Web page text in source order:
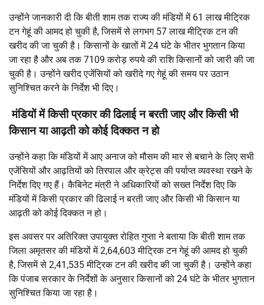
उन्होंने जानकारी दी कि बीती शाम तक राज्य की मंडियों में 61 लाख मीट्रिक
टन गेहूं की आमद हो चुकी है, जिसमें से लगभग 57 लाख मीट्रिक टन की
खरीद की जा चुकी है। किसानों के खातों में 24 घंटे के भीतर भुगतान किया
जा रहा है और अब तक 7109 करोड़ रुपये की राशि किसानों को जारी की जा
चुकी है। उन्होंने खरीद एजेंसियों को खरीदे गए गेहूं की समय पर उठान
सुनिश्चित करने के निर्देश भी दिए।
मंडियों में किसी प्रकार की ढिलाई न बरती जाए और किसी भी
किसान या आढ़ती को कोई दिक्कत न हो
उन्होंने कहा कि मंडियों में आए अनाज को मौसम की मार से बचाने के लिए सभी
एजेंसियों और आढ़तियों को तिरपाल और क्रेट्स की पर्याप्त व्यवस्था रखने के
निर्देश दिए गए हैं। कैबिनेट मंत्री ने अधिकारियों को सख्त निर्देश दिए कि
मंडियों में किसी प्रकार की ढिलाई न बरती जाए और किसी भी किसान या
आढ़ती को कोई दिक्कत न हो।
इस अवसर पर अतिरिक्त उपायुक्त रोहित गुप्ता ने बताया कि बीती शाम तक
जिला अमृतसर की मंडियों में 2,64,603 मीट्रिक टन गेहूं की आमद हो चुकी
है, जिसमें से 2,41,535 मीट्रिक टन की खरीद की जा चुकी है। उन्होंने कहा
कि पंजाब सरकार के निर्देशों के अनुसार किसानों को 24 घंटे के भीतर भुगतान
सुनिश्चित किया जा रहा है।